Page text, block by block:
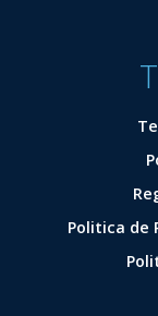
Politica de